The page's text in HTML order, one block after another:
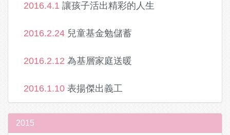
2016.4.1 讓孩子活出精彩的人生
2016.2.24 兒童基金勉儲蓄
2016.2.12 為基層家庭送暖
2016.1.10 表揚傑出義工
2015